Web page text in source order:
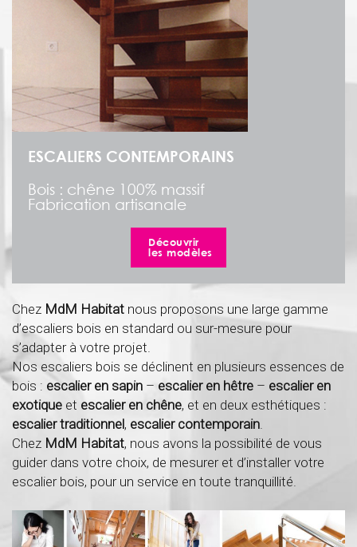
ESCALIERS CONTEMPORAINS
Bois : chêne 100% massif
Fabrication artisanale
Découvrir
les modèles
Chez MdM Habitat nous proposons une large gamme
d’escaliers bois en standard ou sur-mesure pour
s’adapter à votre projet.
Nos escaliers bois se déclinent en plusieurs essences de
bois : escalier en sapin – escalier en hêtre – escalier en
exotique et escalier en chêne, et en deux esthétiques :
escalier traditionnel, escalier contemporain
Chez MdM Habitat, nous avons la possibilité de vous
guider dans votre choix, de mesurer et d’installer votre
escalier bois, pour un service en toute tranquillité.